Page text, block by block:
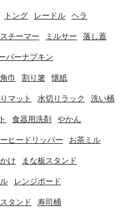
トング レードル ヘラ
チーマー ミルサー 落し蓋
パーナプキン
巾 割り箸 懐紙
マット 水切りラック 洗い桶
食器用洗剤 やかん
ヒードリッパー お茶ミル
け まな板スタンド
レンジボード
タンド 寿司桶